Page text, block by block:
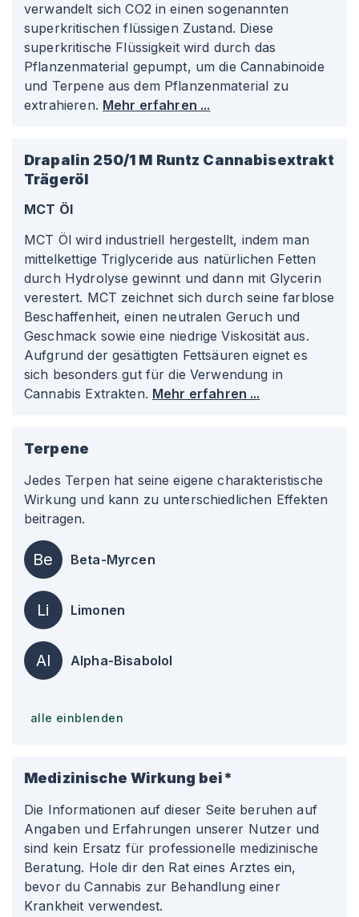
verwandelt sich CO2 in einen sogenannten
superkritischen flüssigen Zustand. Diese
superkritische Flüssigkeit wird durch das
Pflanzenmaterial gepumpt, um die Cannabinoide
und Terpene aus dem Pflanzenmaterial zu
extrahieren. Mehr erfahren ...
Drapalin 250/1 M Runtz Cannabisextrakt
Trägeröl
MCT Öl
MCT Öl wird industriell hergestellt, indem man
mittelkettige Triglyceride aus natürlichen Fetten
durch Hydrolyse gewinnt und dann mit Glycerin
verestert. MCT zeichnet sich durch seine farblose
Beschaffenheit, einen neutralen Geruch und
Geschmack sowie eine niedrige Viskosität aus.
Aufgrund der gesättigten Fettsäuren eignet es
sich besonders gut für die Verwendung in
Cannabis Extrakten. Mehr erfahren ...
Terpene
Jedes Terpen hat seine eigene charakteristische
Wirkung und kann zu unterschiedlichen Effekten
beitragen.
Be Beta-Myrcen
Li Limonen
Al Alpha-Bisabolol
alle einblenden
Medizinische Wirkung bei*
Die Informationen auf dieser Seite beruhen auf
Angaben und Erfahrungen unserer Nutzer und
sind kein Ersatz für professionelle medizinische
Beratung. Hole dir den Rat eines Arztes ein,
bevor du Cannabis zur Behandlung einer
Krankheit verwendest.